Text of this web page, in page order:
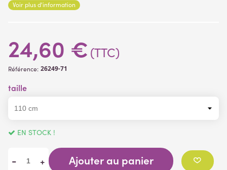
plante artificielle livrée sans pot
Voir plus d'information
24,60 € (TTC)
Référence: 26249-71
taille
EN STOCK !
- + Ajouter au panier